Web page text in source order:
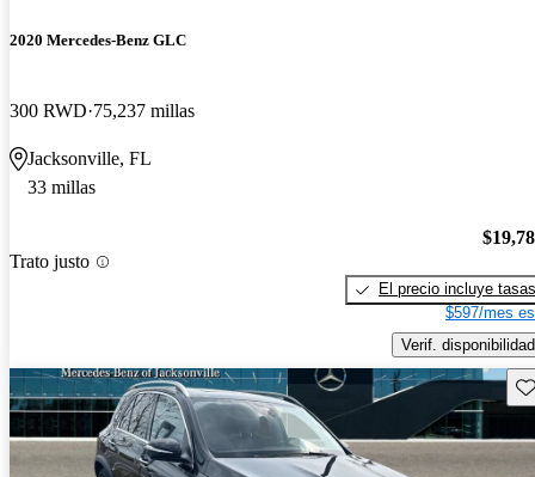
2020 Mercedes-Benz GLC
300 RWD 75,237 millas
Jacksonville, FL
33 millas
Trato justo
El precio incluye tasas
$597/mes
Verif. disponibilidad